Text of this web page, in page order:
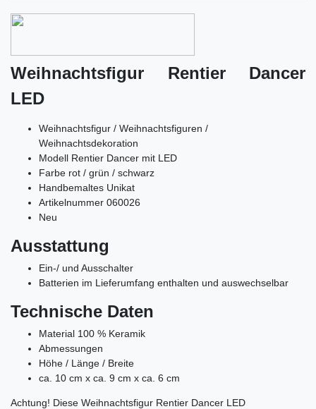
Weihnachtsfigur Rentier Dancer
LED
Weihnachtsfigur / Weihnachtsfiguren /
Weihnachtsdekoration
Modell Rentier Dancer mit LED
Farbe rot / grün / schwarz
Handbemaltes Unikat
Artikelnummer 060026
Neu
Ausstattung
Ein-/ und Ausschalter
Batterien im Lieferumfang enthalten und auswechselbar
Technische Daten
Material 100 % Keramik
Abmessungen
Höhe / Länge / Breite
ca. 10 cm x ca. 9 cm x ca. 6 cm
Achtung! Diese Weihnachtsfigur Rentier Dancer LED